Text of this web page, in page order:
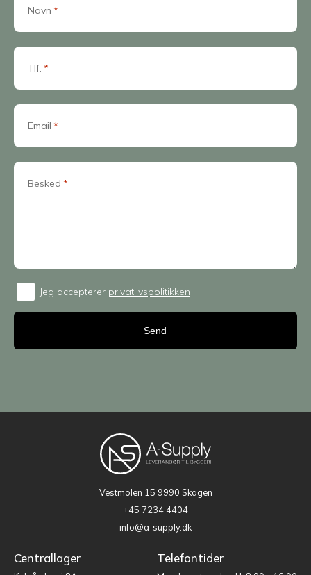
Navn *
Tlf. *
Email *
Besked *
Consent
Jeg accepterer privatlivspolitikken
Vestmolen 15 9990 Skagen
+45 7234 4404
info@a-supply.dk
Centrallager Telefontider